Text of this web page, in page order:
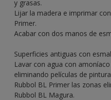
y grasas.
Lijar la madera e imprimar
Primer.
Acabar con dos manos de
Superficies antiguas con
Lavar con agua con
eliminando películas de
Rubbol BL Primer las zonas
Rubbol BL Magura.